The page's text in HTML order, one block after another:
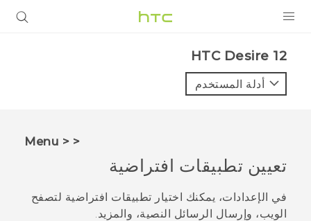
VIVE
VIVERSE
البرامج + التطبيقات
HTC Desire 12‎
أدلة المستخدم
< < Menu
تعيين تطبيقات افتراضية
في الإعدادات، يمكنك اختيار تطبيقات افتراضية لتصفح
الويب، وإرسال الرسائل النصية، والمزيد.